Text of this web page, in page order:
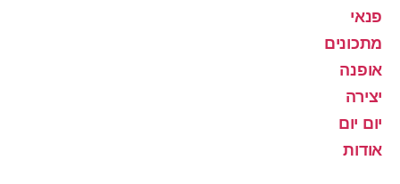
פנאי
מתכונים
אופנה
יצירה
יום יום
אודות